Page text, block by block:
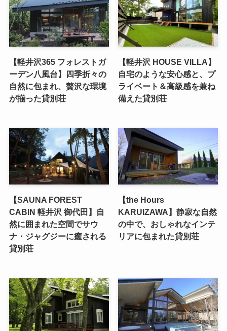
【軽井沢365 フォレストガ
ーデン八風台】四季折々の
自然に包まれ、贅沢な環境
が揃った貸別荘
【軽井沢 HOUSE VILLA】
自宅のような安心感と、プ
ライベート＆高級感を兼ね
備えた貸別荘
【SAUNA FOREST
CABIN 軽井沢 御代田】自
然に囲まれた空間でサウ
ナ・ジャグジーに癒される
貸別荘
【the Hours
KARUIZAWA】静寂な自然
の中で、おしゃれなインテ
リアに包まれた貸別荘